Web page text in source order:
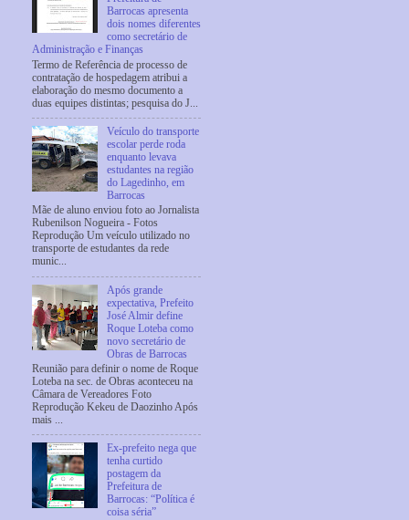
Barrocas apresenta
dois nomes diferentes
como secretário de
Administração e Finanças
Termo de Referência de processo de
contratação de hospedagem atribui a
elaboração do mesmo documento a
duas equipes distintas; pesquisa do J...
Veículo do transporte
escolar perde roda
enquanto levava
estudantes na região
do Lagedinho, em
Barrocas
Mãe de aluno enviou foto ao Jornalista
Rubenilson Nogueira - Fotos
Reprodução Um veículo utilizado no
transporte de estudantes da rede
munic...
Após grande
expectativa, Prefeito
José Almir define
Roque Loteba como
novo secretário de
Obras de Barrocas
Reunião para definir o nome de Roque
Loteba na sec. de Obras aconteceu na
Câmara de Vereadores Foto
Reprodução Kekeu de Daozinho Após
mais ...
Ex-prefeito nega que
tenha curtido
postagem da
Prefeitura de
Barrocas: “Política é
coisa séria”